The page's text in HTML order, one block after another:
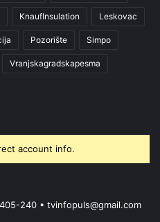
KnaufInsulation Leskovac
Pozorište Simpo
Vranjskagradskapesma
account info.
240 • tvinfopuls@gmail.com